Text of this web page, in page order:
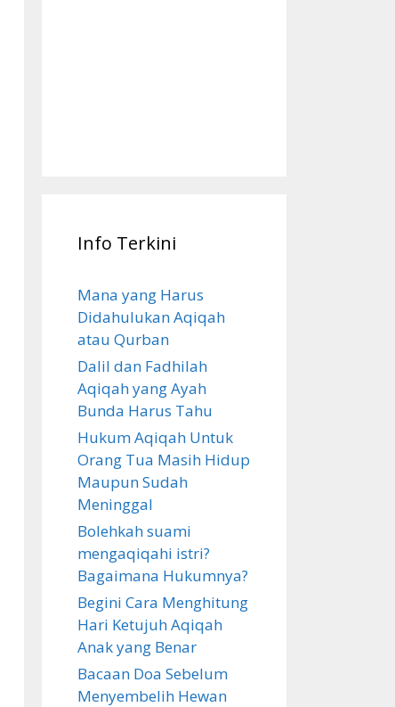
Info Terkini
Mana yang Harus
Didahulukan Aqiqah
atau Qurban
Dalil dan Fadhilah
Aqiqah yang Ayah
Bunda Harus Tahu
Hukum Aqiqah Untuk
Orang Tua Masih Hidup
Maupun Sudah
Meninggal
Bolehkah suami
mengaqiqahi istri?
Bagaimana Hukumnya?
Begini Cara Menghitung
Hari Ketujuh Aqiqah
Anak yang Benar
Bacaan Doa Sebelum
Menyembelih Hewan